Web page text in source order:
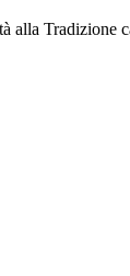
alla Tradizione